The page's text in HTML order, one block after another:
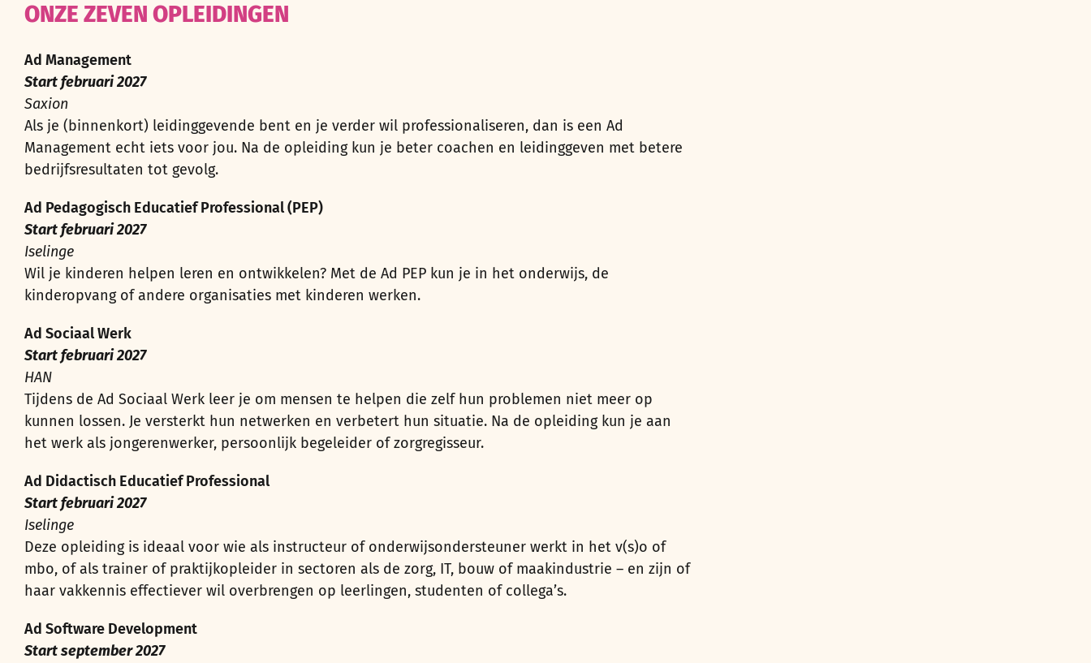
ONZE ZEVEN OPLEIDINGEN
Ad Management
Start februari 2027
Saxion
Als je (binnenkort) leidinggevende bent en je verder wil professionaliseren, dan is een Ad
Management echt iets voor jou. Na de opleiding kun je beter coachen en leidinggeven met betere
bedrijfsresultaten tot gevolg.
Ad Pedagogisch Educatief Professional (PEP)
Start februari 2027
Iselinge
Wil je kinderen helpen leren en ontwikkelen? Met de Ad PEP kun je in het onderwijs, de
kinderopvang of andere organisaties met kinderen werken.
Ad Sociaal Werk
Start februari 2027
HAN
Tijdens de Ad Sociaal Werk leer je om mensen te helpen die zelf hun problemen niet meer op
kunnen lossen. Je versterkt hun netwerken en verbetert hun situatie. Na de opleiding kun je aan
het werk als jongerenwerker, persoonlijk begeleider of zorgregisseur.
Ad Didactisch Educatief Professional
Start februari 2027
Iselinge
Deze opleiding is ideaal voor wie als instructeur of onderwijsondersteuner werkt in het v(s)o of
mbo, of als trainer of praktijkopleider in sectoren als de zorg, IT, bouw of maakindustrie – en zijn of
haar vakkennis effectiever wil overbrengen op leerlingen, studenten of collega’s.
Ad Software Development
Start september 2027